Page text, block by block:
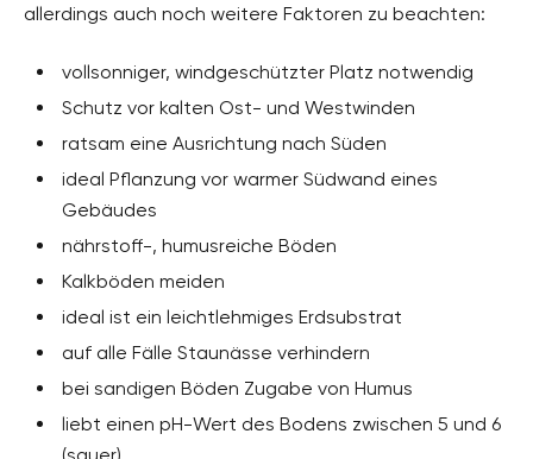
allerdings auch noch weitere Faktoren zu beachten:
vollsonniger, windgeschützter Platz notwendig
Schutz vor kalten Ost- und Westwinden
ratsam eine Ausrichtung nach Süden
ideal Pflanzung vor warmer Südwand eines
Gebäudes
nährstoff-, humusreiche Böden
Kalkböden meiden
ideal ist ein leichtlehmiges Erdsubstrat
auf alle Fälle Staunässe verhindern
bei sandigen Böden Zugabe von Humus
liebt einen pH-Wert des Bodens zwischen 5 und 6
(sauer)